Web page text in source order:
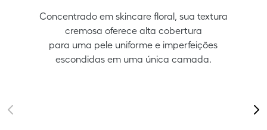
Concentrado em skincare floral, sua textura
cremosa oferece alta cobertura
para uma pele uniforme e imperfeições
escondidas em uma única camada.